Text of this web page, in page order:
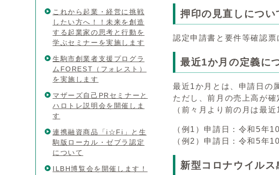
押印の見直しについ
認定申請書と要件等確認票
最近1か月の定義に
最近1か月とは、申請日の
ただし、前月の売上高が
（前々月より前の月は最
（例1）申請日：令和5
（例2）申請日：令和5
新型コロナウイル
これから起業・経営に挑戦
したい方へ！！未来を創造
する起業家の思考と行動を
学ぶセミナーを実施します
生駒市創業者支援プログラ
ムFOREST（フォレスト）
を実施します
マザーズ自己PRセミナーと
ハロトレ説明会を開催しま
す
連携融資商品「i☆Fi」と生
駒版ローカル・ゼブラ認定
について
ILBH博覧会を開催します！